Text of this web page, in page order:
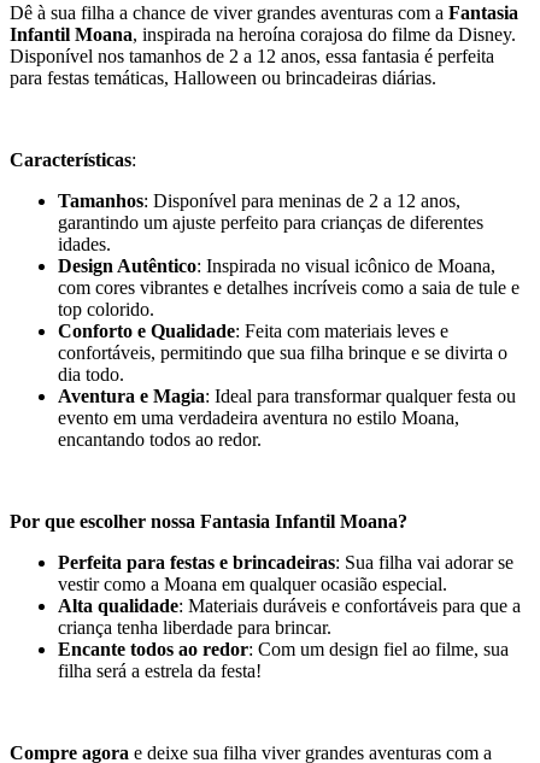
Dê à sua filha a chance de viver grandes aventuras com a Fantasia
Infantil Moana, inspirada na heroína corajosa do filme da Disney.
Disponível nos tamanhos de 2 a 12 anos, essa fantasia é perfeita
para festas temáticas, Halloween ou brincadeiras diárias.
Características:
Tamanhos: Disponível para meninas de 2 a 12 anos,
garantindo um ajuste perfeito para crianças de diferentes
idades.
Design Autêntico: Inspirada no visual icônico de Moana,
com cores vibrantes e detalhes incríveis como a saia de tule e
top colorido.
Conforto e Qualidade: Feita com materiais leves e
confortáveis, permitindo que sua filha brinque e se divirta o
dia todo.
Aventura e Magia: Ideal para transformar qualquer festa ou
evento em uma verdadeira aventura no estilo Moana,
encantando todos ao redor.
Por que escolher nossa Fantasia Infantil Moana?
Perfeita para festas e brincadeiras: Sua filha vai adorar se
vestir como a Moana em qualquer ocasião especial.
Alta qualidade: Materiais duráveis e confortáveis para que a
criança tenha liberdade para brincar.
Encante todos ao redor: Com um design fiel ao filme, sua
filha será a estrela da festa!
Compre agora e deixe sua filha viver grandes aventuras com a